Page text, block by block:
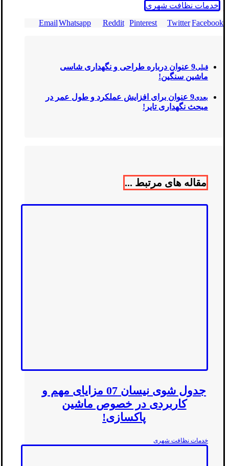
خدمات نظافت شهری
Facebook
Twitter
Pinterest
Reddit
Whatsapp
Email
قبلی
9 عنوان درباره طراحی و نگهداری شاسی
ماشین سنگین!
بعدی
9 عنوان برای افزایش عملکرد و طول عمر در
مبحث نگهداری تایر!
مقاله های مرتبط ...
جدول شوی نیسان 07 مزایای مهم و
کاربردی در خصوص ماشین
پاکسازی!
خدمات نظافت شهری